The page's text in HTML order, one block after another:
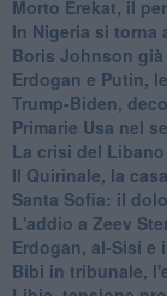
Morto Erekat, il
In Nigeria si torna
Boris Johnson
Erdogan e Putin,
Trump-Biden,
Primarie Usa nel
La crisi del
Il Quirinale, la
Santa Sofia: il
L'addio a ​Zeev
Erdogan, al-Sisi e
Bibi in tribunale,